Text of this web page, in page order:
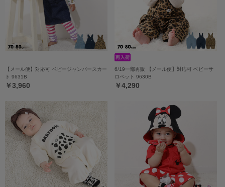
【メール便】対応可 ベビージャンパースカー
ト 9631B
￥3,960
6/19一部再販 【メール便】対応可 ベビーサ
ロペット 9630B
￥4,290